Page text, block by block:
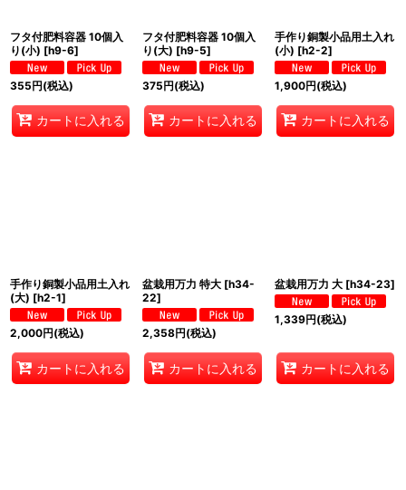
フタ付肥料容器 10個入
り(小) [h9-6]
355円(税込)
カートに入れる
フタ付肥料容器 10個入
り(大) [h9-5]
375円(税込)
カートに入れる
手作り銅製小品用土入れ
(小) [h2-2]
1,900円(税込)
カートに入れる
手作り銅製小品用土入れ
(大) [h2-1]
2,000円(税込)
カートに入れる
盆栽用万力 特大 [h34-
22]
2,358円(税込)
カートに入れる
盆栽用万力 大 [h34-23]
1,339円(税込)
カートに入れる